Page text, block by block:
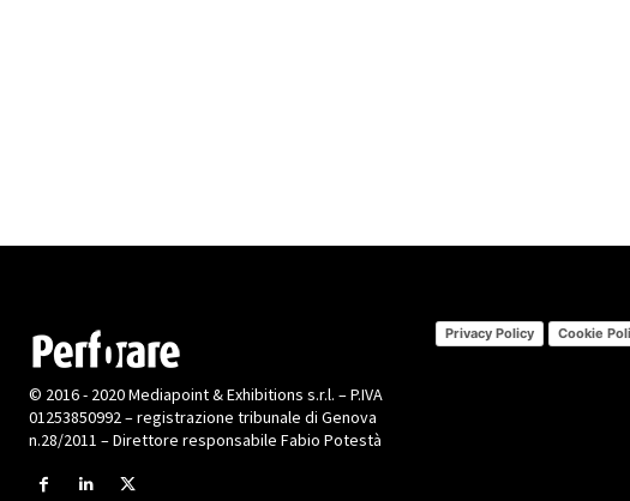
© 2016 - 2020 Mediapoint & Exhibitions s.r.l. – P.IVA
01253850992 – registrazione tribunale di Genova
n.28/2011 – Direttore responsabile Fabio Potestà
Privacy Policy Cookie